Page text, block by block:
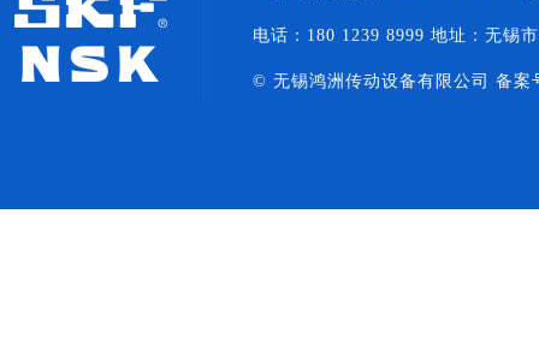
电话：180 1239 8999 地址：无锡
© 无锡鸿洲传动设备有限公司 备案